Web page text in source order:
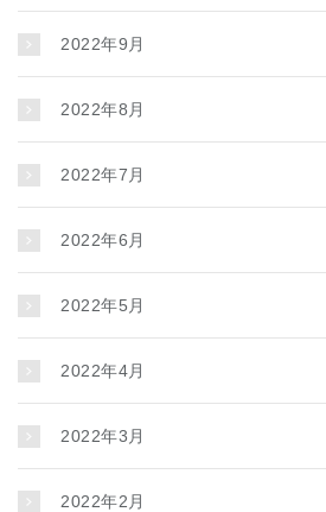
2022年9月
2022年8月
2022年7月
2022年6月
2022年5月
2022年4月
2022年3月
2022年2月